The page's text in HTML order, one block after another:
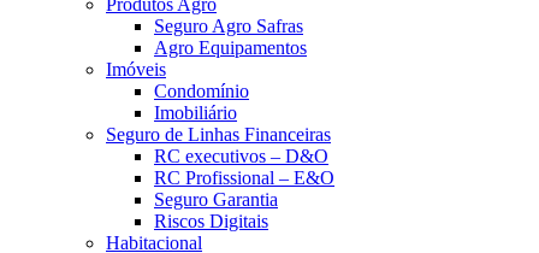
Seguro Agro Safras
Agro Equipamentos
Imóveis
Condomínio
Imobiliário
Seguro de Linhas Financeiras
RC executivos – D&O
RC Profissional – E&O
Seguro Garantia
Riscos Digitais
Habitacional